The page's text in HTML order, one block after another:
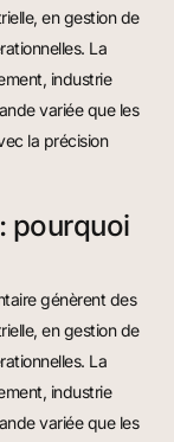
en gestion de
La
industrie
variée que les
la précision
pourquoi
génèrent des
en gestion de
La
industrie
variée que les